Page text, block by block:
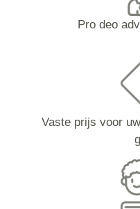
Pro deo
Vaste prijs voor